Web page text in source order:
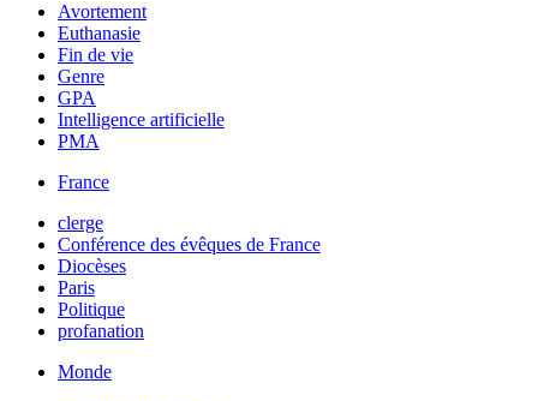
Avortement
Euthanasie
Fin de vie
Genre
GPA
Intelligence artificielle
PMA
France
clerge
Conférence des évêques de France
Diocèses
Paris
Politique
profanation
Monde